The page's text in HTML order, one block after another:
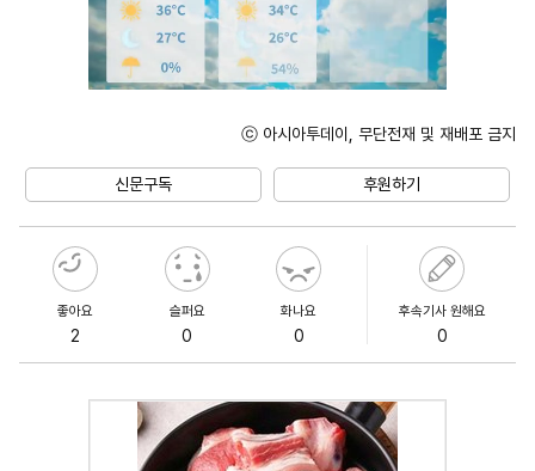
ⓒ 아시아투데이, 무단전재 및 재배포 금지
신문구독 후원하기
좋아요
2
슬퍼요
0
화나요
0
후속기사 원해요
0